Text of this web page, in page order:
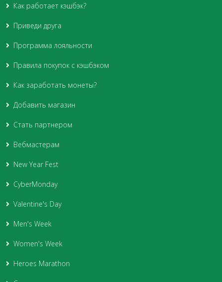
Как работает кэшбэк?
Приведи друга
Программа лояльности
Правила покупок с кэшбэком
Как заработать монеты?
Добавить магазин
Стать партнером
Вебмастерам
New Year Fest
CyberMonday
Valentine's Day
Men's Week
Women's Week
Heroes Marathon